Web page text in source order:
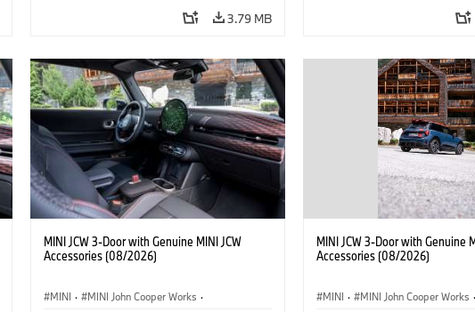
3.79 MB
MINI JCW 3-Door with Genuine MINI JCW
Accessories (08/2026)
MINI · MINI John Cooper Works ·
MINI JCW 3-Door with Genuine
Accessories (08/2026)
MINI · MINI John Cooper Works ·